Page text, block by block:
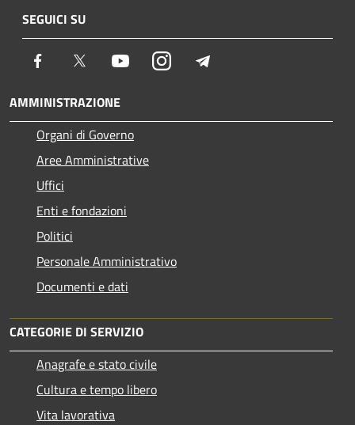
SEGUICI SU
Facebook Twitter YoutubeInstagram
AMMINISTRAZIONE
Organi di Governo
Aree Amministrative
Uffici
Enti e fondazioni
Politici
Personale Amministrativo
Documenti e dati
CATEGORIE DI SERVIZIO
Anagrafe e stato civile
Cultura e tempo libero
Vita lavorativa